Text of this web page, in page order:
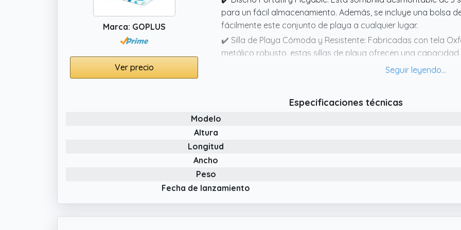
Marca: GOPLUS
Ver precio
para un fácil almacenamiento. Además, se incluye una bolsa
fácilmente este conjunto de playa a cualquier lugar.
✔️ Silla de Playa Cómoda y Resistente: Fabricadas con tela
metálico robusto, estas sillas de playa ofrecen una capacidad
reposabrazos y el respaldo cómodos proporcionan una
poliéster de primera calidad, que es repelente al agua,
desde diferentes ángulos a medida que el sol se mueve.
Especificaciones técnicas
Modelo
Altura
Longitud
Ancho
Peso
Fecha de lanzamiento